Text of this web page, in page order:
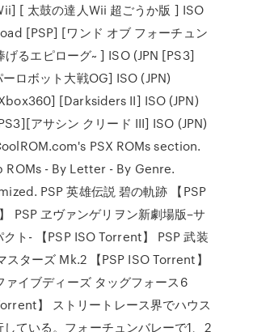
[ 太鼓の達人Wii 超ごうか版 ] ISO
[PSP] [ワンド オブ フォーチュン
げるエピローグ~ ] ISO (JPN [PS3]
ロボット大戦OG] ISO (JPN)
[Darksiders II] ISO (JPN)
アサシン クリード III] ISO (JPN)
PSX ROMs section.
ROMs - By Letter - By Genre.
PSP 英雄伝説 碧の軌跡 【PSP
PSP ヱヴァンゲリヲン新劇場版–サ
クト- 【PSP ISO Torrent】 PSP 武装
スターズ Mk.2 【PSP ISO Torrent】
ァイブディーズ タッグフォース6
】 ストリートレース界でハウス
ている。フォーチュンバレーで1、2